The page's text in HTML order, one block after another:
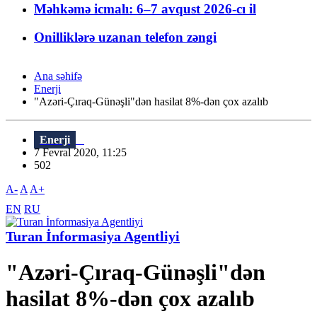
Məhkəmə icmalı: 6–7 avqust 2026-cı il
Onilliklərə uzanan telefon zəngi
Ana səhifə
Enerji
"Azəri-Çıraq-Günəşli"dən hasilat 8%-dən çox azalıb
Enerji
7 Fevral 2020, 11:25
502
A- A A+
EN RU
Turan İnformasiya Agentliyi
"Azəri-Çıraq-Günəşli"dən
hasilat 8%-dən çox azalıb